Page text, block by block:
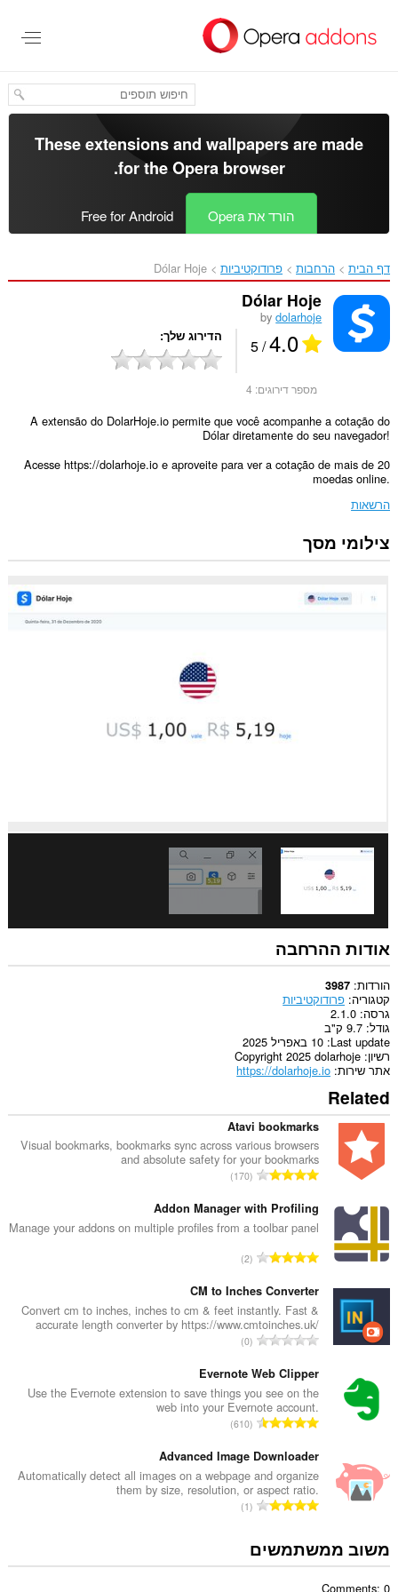
העיקרי
These extensions and wallpapers are made
for theOpera browser
.
הורד את Opera Free for Android
דף הבית הרחבות פרודוקטיביות Dólar Hoje‎
Dólar Hoje
bydolarhoje
4.0
/ 5 הדירוג שלך
מספר דירוגים: 4
A extensão do DolarHoje.io permite que você acompanhe a cotação do
Dólar diretamente do seu navegador!
Acesse https://dolarhoje.io e aproveite para ver a cotação de mais de 20
moedas online.
הרשאות
הרחבה
זו
למידע
צילומי מסך
אודות ההרחבה
הורדות 3987
קטגוריה פרודוקטיביות
גרסה 2.1.0
גודל 9.7 ק"ב
Last update 10 באפריל 2025
רשיון Copyright 2025 dolarhoje
אתר שירות https://dolarhoje.io
Related
Atavi bookmarks
Visual bookmarks, bookmarks sync across various browsers
and absolute safety for your bookmarks
מ
פ
ר
י
ו
ג
י
ם
:
170
Addon Manager with Profiling
Manage your addons on multiple profiles from a toolbar panel
מ
פ
ר
ד
י
ו
ג
י
ם
:
2
CM to Inches Converter
Convert cm to inches, inches to cm & feet instantly. Fast &
accurate length converter by https://www.cmtoinches.uk/
מ
פ
ר
ד
י
ו
ג
י
ם
0
Evernote Web Clipper
Use the Evernote extension to save things you see on the
web into your Evernote account.
מ
פ
ר
ד
י
ו
ג
610
Advanced Image Downloader
Automatically detect all images on a webpage and organize
them by size, resolution, or aspect ratio.
מ
ר
1
משוב ממשתמשים
Comments: 0